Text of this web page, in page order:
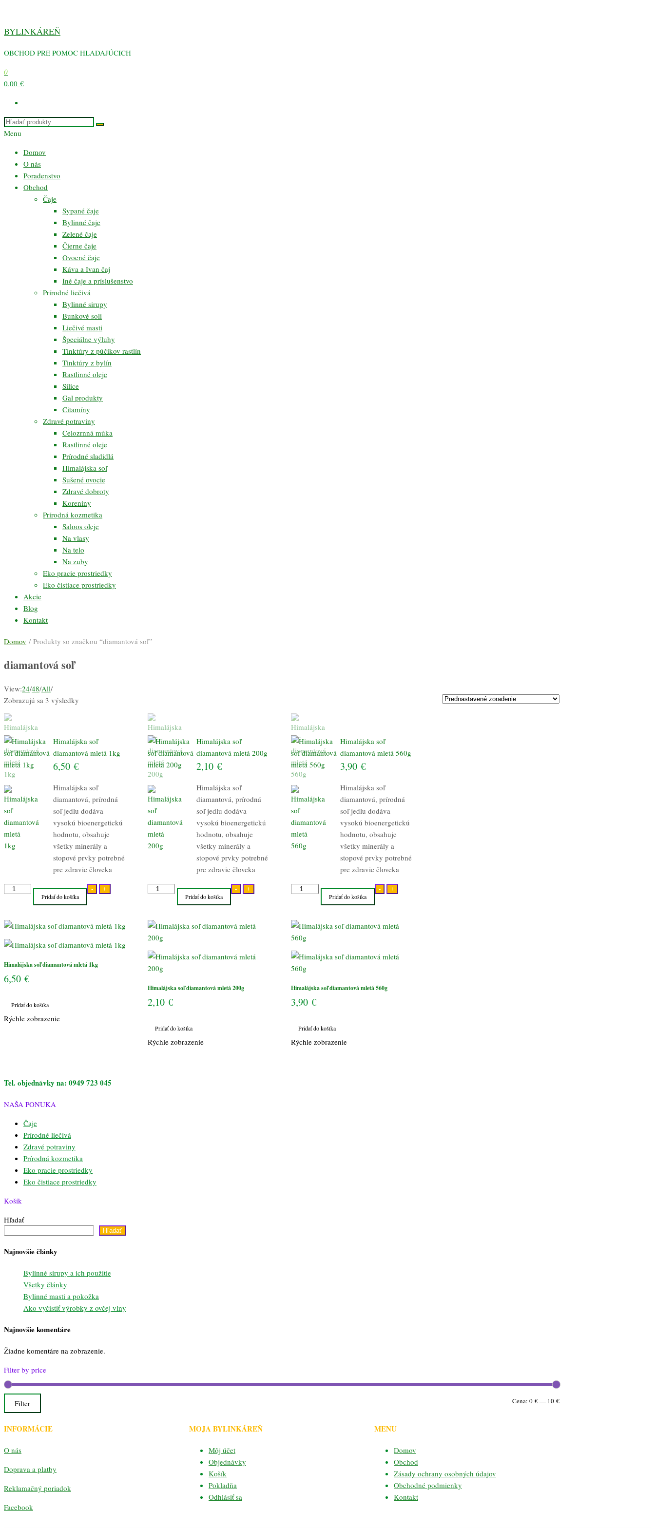
obsah
BYLINKÁREŇ
OBCHOD PRE POMOC HLADAJÚCICH
0
0,00 €
Menu
Domov
O nás
Poradenstvo
Obchod
Čaje
Sypané čaje
Bylinné čaje
Zelené čaje
Čierne čaje
Ovocné čaje
Káva a Ivan čaj
Iné čaje a príslušenstvo
Prírodné liečivá
Bylinné sirupy
Bunkové soli
Liečivé masti
Špeciálne výluhy
Tinktúry z púčikov rastlín
Tinktúry z bylín
Rastlinné oleje
Silice
Gal produkty
Citamíny
Zdravé potraviny
Celozrnná múka
Rastlinné oleje
Prírodné sladidlá
Himalájska soľ
Sušené ovocie
Zdravé dobroty
Koreniny
Prírodná kozmetika
Saloos oleje
Na vlasy
Na telo
Na zuby
Eko pracie prostriedky
Eko čistiace prostriedky
Akcie
Blog
Kontakt
Domov / Produkty so značkou “diamantová soľ”
diamantová soľ
View:24/48/All/
Zobrazujú sa 3 výsledky
Himalájska soľ
diamantová mletá 1kg
6,50 €
Himalájska soľ
diamantová, prírodná
soľ jedlu dodáva
vysokú bioenergetickú
hodnotu, obsahuje
všetky minerály a
stopové prvky potrebné
pre zdravie človeka
-
množstvo
diamantová
1kg
+
Pridať do košíka
Himalájska soľ diamantová mletá 1kg
6,50 €
Pridať do košíka
Rýchle zobrazenie
Himalájska soľ
diamantová mletá 200g
2,10€
Himalájska soľ
diamantová, prírodná
soľ jedlu dodáva
vysokú bioenergetickú
hodnotu, obsahuje
všetky minerály a
stopové prvky potrebné
pre zdravie človeka
-
množstvo
diamantová
mletá
+
Pridať do košíka
Himalájska soľ diamantová mletá 200g
2,10 €
Pridať do košíka
Rýchle zobrazenie
Himalájska soľ
diamantová mletá 560g
3,90 €
Himalájska soľ
diamantová, prírodná
soľ jedlu dodáva
vysokú bioenergetickú
hodnotu, obsahuje
všetky minerály a
stopové prvky potrebné
pre zdravie človeka
-
množstvo
diamantová
mletá
+
Pridať do košíka
Himalájska soľ diamantová mletá 560g
3,90€
Pridať do košíka
Rýchle zobrazenie
Tel. objednávky na: 0949 723 045
NAŠA PONUKA
Čaje
Prírodné liečivá
Zdravé potraviny
Prírodná kozmetika
Eko pracie prostriedky
Eko čistiace prostriedky
Košík
Hľadať
Hľadať
Najnovšie články
Bylinné sirupy a ich použitie
Všetky články
Bylinné masti a pokožka
Ako vyčistiť výrobky z ovčej vlny
Najnovšie komentáre
Žiadne komentáre na zobrazenie.
Filter by price
Minimálna
Maximálna
Filter Cena: 0 €— 10 €
INFORMÁCIE
O nás
Doprava a platby
Reklamačný poriadok
Facebook
MOJA BYLINKÁREŇ
Môj účet
Objednávky
Košík
Pokladňa
Odhlásiť sa
MENU
Domov
Obchod
Zásady ochrany osobných údajov
Obchodné podmienky
Kontakt